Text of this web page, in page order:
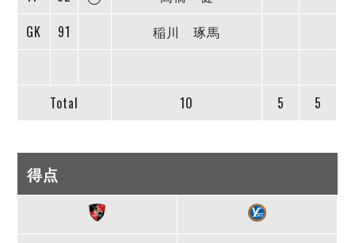
GK
91 稲川 琢馬
Total 10 5 5
得点